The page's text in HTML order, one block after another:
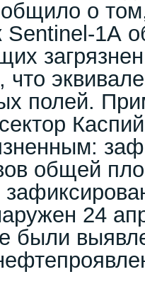
о
Sentinel-1А
что
полей.
общей
24
были